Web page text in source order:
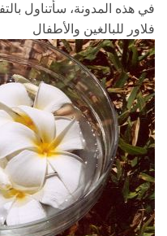
في هذه المدونة، سأتناول
فلاور للبالغين والأطفال